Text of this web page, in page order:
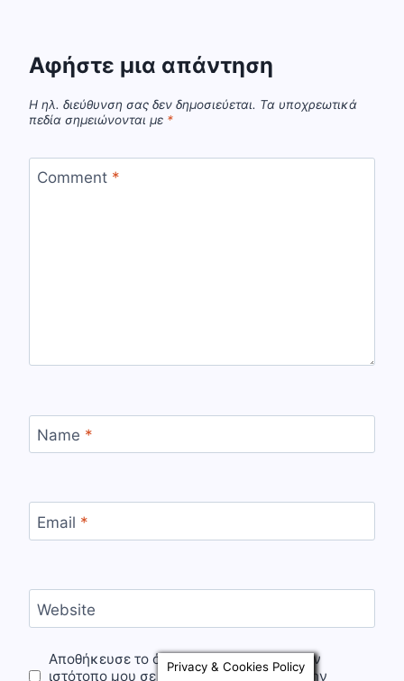
Αφήστε μια απάντηση
Η ηλ. διεύθυνση σας δεν δημοσιεύεται. Τα υποχρεωτικά
πεδία σημειώνονται με *
Comment *
Name *
Email *
Website
Αποθήκευσε το όνομά μου, email, και τον
ιστότοπο μου σε αυτόν τον πλοηγό για την
Privacy & Cookies Policy